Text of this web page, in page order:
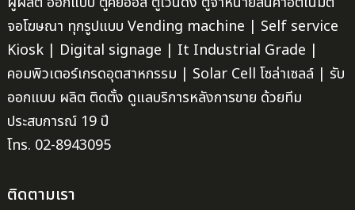
จอโฆษณา ทุกรูปแบบ Vending machine | Self service
Kiosk | Digital signage | It Industrial Grade |
คอมพิวเตอร์เกรดอุตสาหกรรม | Solar Cell โซล่าเซลล์ | รับ
ออกแบบ ผลิต ติดตั้ง ดูแลบริการหลังการขาย ด้วยทีม
ประสบการณ์ 19 ปี
โทร. 02-8943095
ติดตามเรา